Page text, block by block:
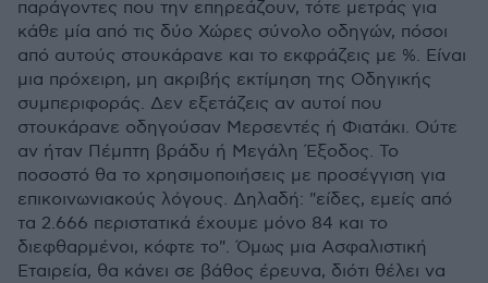
παράγοντες που την επηρεάζουν, τότε μετράς για
κάθε μία από τις δύο Χώρες σύνολο οδηγών, πόσοι
από αυτούς στουκάρανε και το εκφράζεις με %. Είναι
μια πρόχειρη, μη ακριβής εκτίμηση της Οδηγικής
συμπεριφοράς. Δεν εξετάζεις αν αυτοί που
στουκάρανε οδηγούσαν Μερσεντές ή Φιατάκι. Ούτε
αν ήταν Πέμπτη βράδυ ή Μεγάλη Έξοδος. Το
ποσοστό θα το χρησιμοποιήσεις με προσέγγιση για
επικοινωνιακούς λόγους. Δηλαδή: "είδες, εμείς από
τα 2.666 περιστατικά έχουμε μόνο 84 και το
διεφθαρμένοι, κόφτε το". Όμως μια Ασφαλιστική
Εταιρεία, θα κάνει σε βάθος έρευνα, διότι θέλει να